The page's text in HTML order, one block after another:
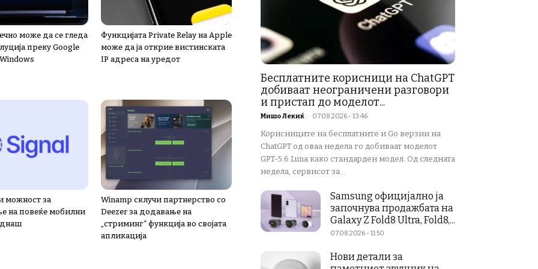
може да се гледа
преку Google
Функцијата Private Relay на Apple
може да ја открие вистинската
IP адреса на уредот
можност за
на повеќе мобилни
Winamp склучи партнерство со
Deezer за додавање на
„стриминг“ функција во својата
апликација
Бесплатните корисници на ChatGPT
добиваат неограничени разговори
и пристап до моделот...
Мишо Лекиќ - 07.08.2026 - 13:46
Корисниците на бесплатните и Go верзии на
ChatGPT од оваа недела го добиваат моделот
GPT-5.6 Luna како стандарден модел. Од следната
недела, сервисот за...
Samsung официјално ја
започнува продажбата на
Galaxy Z Fold8 Ultra, Fold8,...
07.08.2026 - 11:50
Нови детали за